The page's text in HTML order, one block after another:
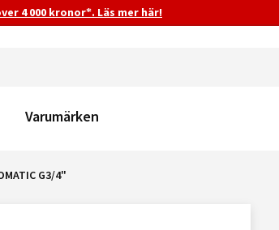
4 000 kronor*. Läs mer här!
Varumärken
G3/4"